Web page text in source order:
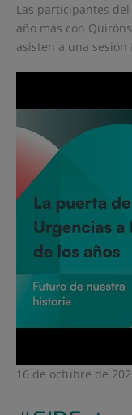
Las participantes del
año más con
asisten a una
16 de octubre de